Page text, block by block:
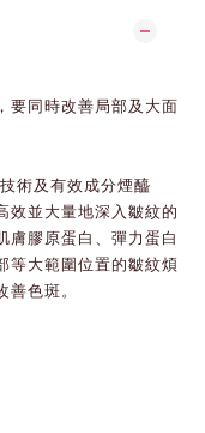
要同時改善局部及大面
術及有效成分煙醯
效並大量地深入皺紋的
膚膠原蛋白、彈力蛋白
等大範圍位置的皺紋煩
色斑。